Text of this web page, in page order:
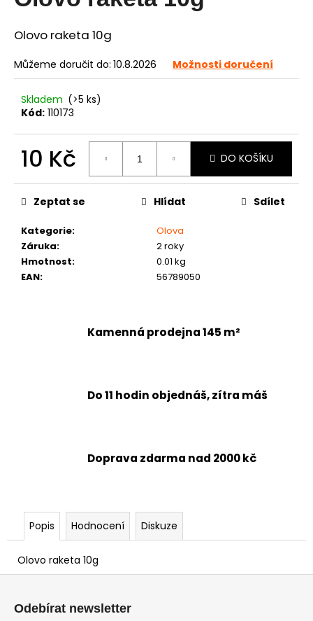
z
5
Olovo raketa 10g
Můžeme doručit do: 10.8.2026 Možnosti doručení
Skladem (>5 ks)
Kód: 110173
10 Kč
cena:
DO KOŠÍKU
Kategorie:
Olova
Záruka:
2 roky
Hmotnost:
0.01 kg
EAN: 56789050
Zeptat se Hlídat Sdílet
Kamenná prodejna 145 m²
Do 11 hodin objednáš, zítra máš
Doprava zdarma nad 2000 kč
Popis Hodnocení Diskuze
Olovo raketa 10g
j
t
HLEDAT
o
p
o
Odebírat newsletter